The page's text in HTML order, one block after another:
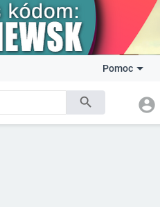
search
Pomoc
account_circle